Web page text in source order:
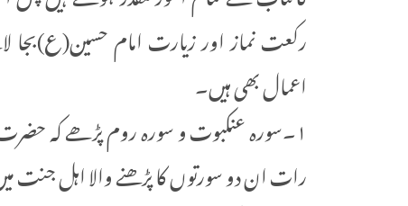
رکعت نماز اور زیارت امام
اعمال بھی ہیں۔
۱۔سورہ عنکبوت و سورہ روم پڑھے کہ حضرت
رات ان دو سورتوں کا پڑھنے والا اہل